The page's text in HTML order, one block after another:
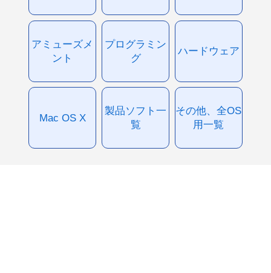
アミューズメ
ント
プログラミン
グ
ハードウェア
Mac OS X
製品ソフト一
覧
その他、全OS
用一覧